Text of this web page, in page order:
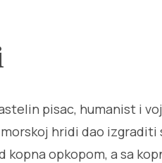
pisac, humanist i
morskoj hridi dao
kopna opkopom, a sa